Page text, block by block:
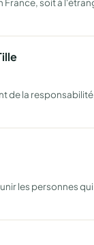
soit à
de la
les personnes